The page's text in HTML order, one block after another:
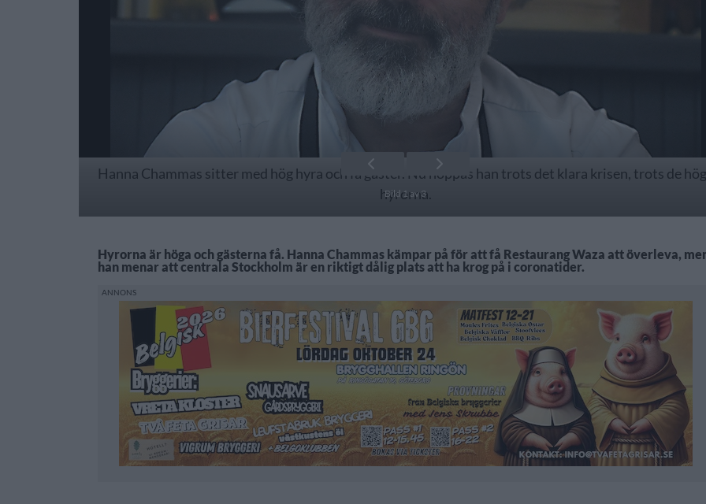
Bild 1 av 3
Hanna Chammas sitter med hög hyra och få gäster. Nu hoppas han trots det klara krisen, trots de
hyrorna.
Hyrorna är höga och gästerna få. Hanna Chammas kämpar på för att få Restaurang Waza att överleva,
han menar att centrala Stockholm är en riktigt dålig plats att ha krog på i coronatider.